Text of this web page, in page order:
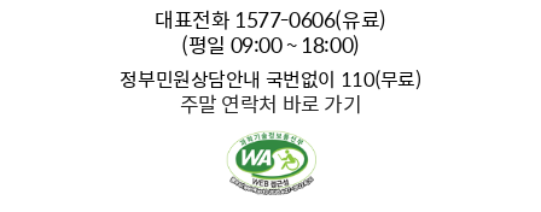
대표전화 1577-0606(유료)
(평일 09:00 ~ 18:00)
정부민원상담안내 국번없이 110(무료)
주말 연락처 바로 가기